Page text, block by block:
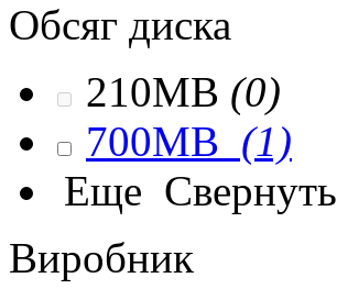
Обсяг диска
210MB (0)
700MB (1)
Еще Свернуть
Виробник